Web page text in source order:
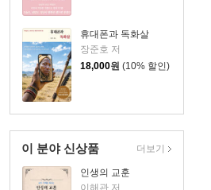
휴대폰과 독화살
장준호 저
18,000원 (10% 할인)
이 분야 신상품
인생의 교훈
이해관 저
더보기